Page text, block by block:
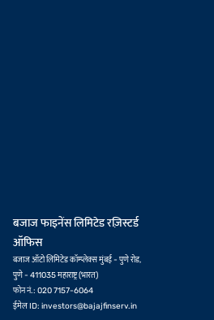
बजाज फाइनेंस लिमिटेड रज़िस्टर्ड
ऑफिस
बजाज ऑटो लिमिटेड कॉम्प्लेक्स मुंबई - पुणे रोड,
पुणे - 411035 महाराष्ट्र (भारत)
फोन नं.: 020 7157-6064
ईमेल ID: investors@bajajfinserv.in